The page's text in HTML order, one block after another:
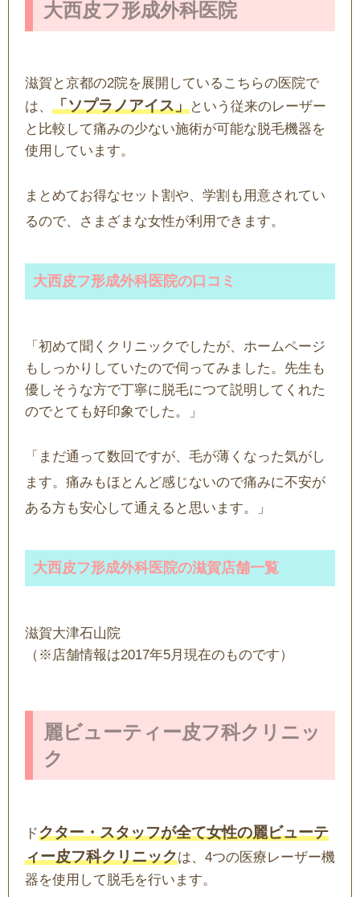
大西皮フ形成外科医院
滋賀と京都の2院を展開しているこちらの医院で
は、 「ソプラノアイス」という従来のレーザー
と比較して痛みの少ない施術が可能な脱毛機器を
使用しています。
まとめてお得なセット割や、学割も用意されてい
るので、さまざまな女性が利用できます。
大西皮フ形成外科医院の口コミ
「初めて聞くクリニックでしたが、ホームページ
もしっかりしていたので伺ってみました。先生も
優しそうな方で丁寧に脱毛につて説明してくれた
のでとても好印象でした。」
「まだ通って数回ですが、毛が薄くなった気がし
ます。痛みもほとんど感じないので痛みに不安が
ある方も安心して通えると思います。」
大西皮フ形成外科医院の滋賀店舗一覧
滋賀大津石山院
（※店舗情報は2017年5月現在のものです）
麗ビューティー皮フ科クリニッ
ク
ドクター・スタッフが全て女性の麗ビューテ
ィー皮フ科クリニックは、4つの医療レーザー機
器を使用して脱毛を行います。